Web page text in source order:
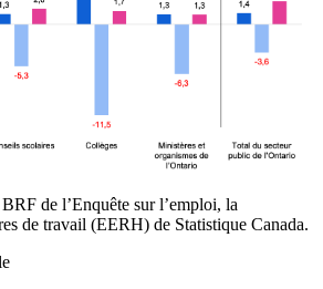
de l’Enquête sur l’emploi, la
de travail (EERH) de Statistique Canada.